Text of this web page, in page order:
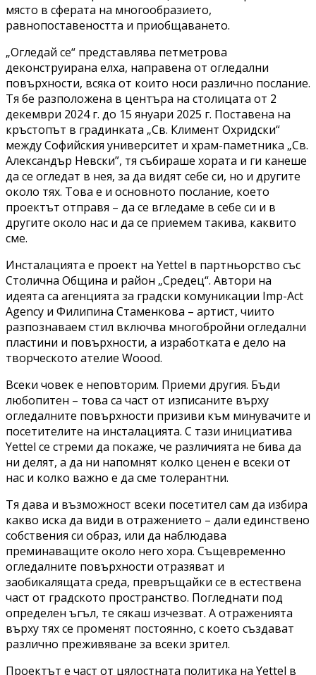
място в сферата на многообразието,
равнопоставеността и приобщаването.
„Огледай се“ представлява петметрова
деконструирана елха, направена от огледални
повърхности, всяка от които носи различно послание.
Тя бе разположена в центъра на столицата от 2
декември 2024 г. до 15 януари 2025 г. Поставена на
кръстопът в градинката „Св. Климент Охридски“
между Софийския университет и храм-паметника „Св.
Александър Невски”, тя събираше хората и ги канеше
да се огледат в нея, за да видят себе си, но и другите
около тях. Това е и основното послание, което
проектът отправя – да се вгледаме в себе си и в
другите около нас и да се приемем такива, каквито
сме.
Инсталацията е проект на Yettel в партньорство със
Столична Община и район „Средец“. Автори на
идеята са агенцията за градски комуникации Imp-Act
Agency и Филипина Стаменкова – артист, чиито
разпознаваем стил включва многобройни огледални
пластини и повърхности, а изработката е дело на
творческото ателие Woood.
Всеки човек е неповторим. Приеми другия. Бъди
любопитен – това са част от изписаните върху
огледалните повърхности призиви към минувачите и
посетителите на инсталацията. С тази инициатива
Yettel се стреми да покаже, че различията не бива да
ни делят, а да ни напомнят колко ценен е всеки от
нас и колко важно е да сме толерантни.
Тя дава и възможност всеки посетител сам да избира
какво иска да види в отражението – дали единствено
собствения си образ, или да наблюдава
преминаващите около него хора. Същевременно
огледалните повърхности отразяват и
заобикалящата среда, превръщайки се в естествена
част от градското пространство. Погледнати под
определен ъгъл, те сякаш изчезват. А отраженията
върху тях се променят постоянно, с което създават
различно преживяване за всеки зрител.
Проектът е част от цялостната политика на Yettel в